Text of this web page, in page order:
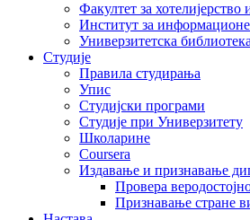
Факултет за хотелијерство
Институт за информационе
Универзитетска библиотека
Студије
Правила студирања
Упис
Студијски програми
Студије при Универзитету
Школарине
Coursera
Издавање и признавање
Провера
Признавање стране